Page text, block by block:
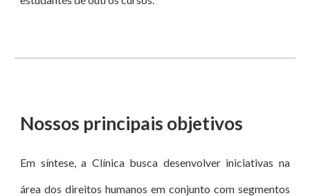
Nossos principais objetivos
Em síntese, a Clínica busca desenvolver iniciativas na
área dos direitos humanos em conjunto com segmentos